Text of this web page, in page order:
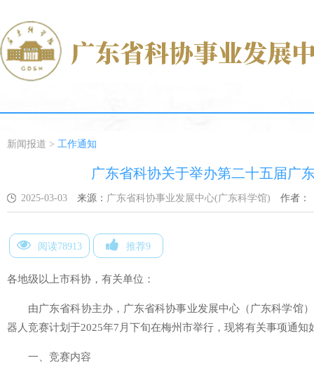
新闻报道 > 工作通知
广东省科协关于举办第二十五届广
2025-03-03 来源： 广东省科协事业发展中心(广东科学馆) 作者：
阅读78913 推荐9
各地级以上市科协，有关单位：
由广东省科协主办，广东省科协事业发展中心（广东科学馆
器人竞赛计划于2025年7月下旬在梅州市举行，现将有关事项通知
一、竞赛内容